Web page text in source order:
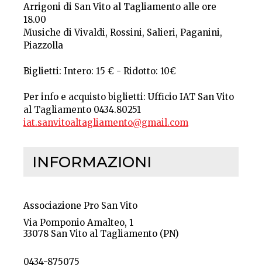
Arrigoni di San Vito al Tagliamento alle ore
18.00
Musiche di Vivaldi, Rossini, Salieri, Paganini,
Piazzolla
Biglietti: Intero: 15 € - Ridotto: 10€
Per info e acquisto biglietti: Ufficio IAT San Vito
al Tagliamento 0434.80251
iat.sanvitoaltagliamento@gmail.com
INFORMAZIONI
Associazione Pro San Vito
Via Pomponio Amalteo, 1
33078 San Vito al Tagliamento (PN)
0434-875075